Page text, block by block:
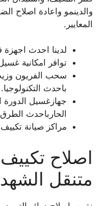
والدينمو واعادة اصلاح
المعايير.
لدينا احدث
توافر امكانية
سحب الفريون
باحدث التكنولوجيا.
جهازغسيل الدورة
الحارباحدث
مراكز صيانة
اصلاح
متنقل